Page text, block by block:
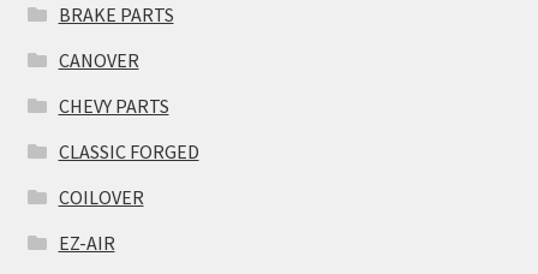
BRAKE PARTS
CANOVER
CHEVY PARTS
CLASSIC FORGED
COILOVER
EZ-AIR